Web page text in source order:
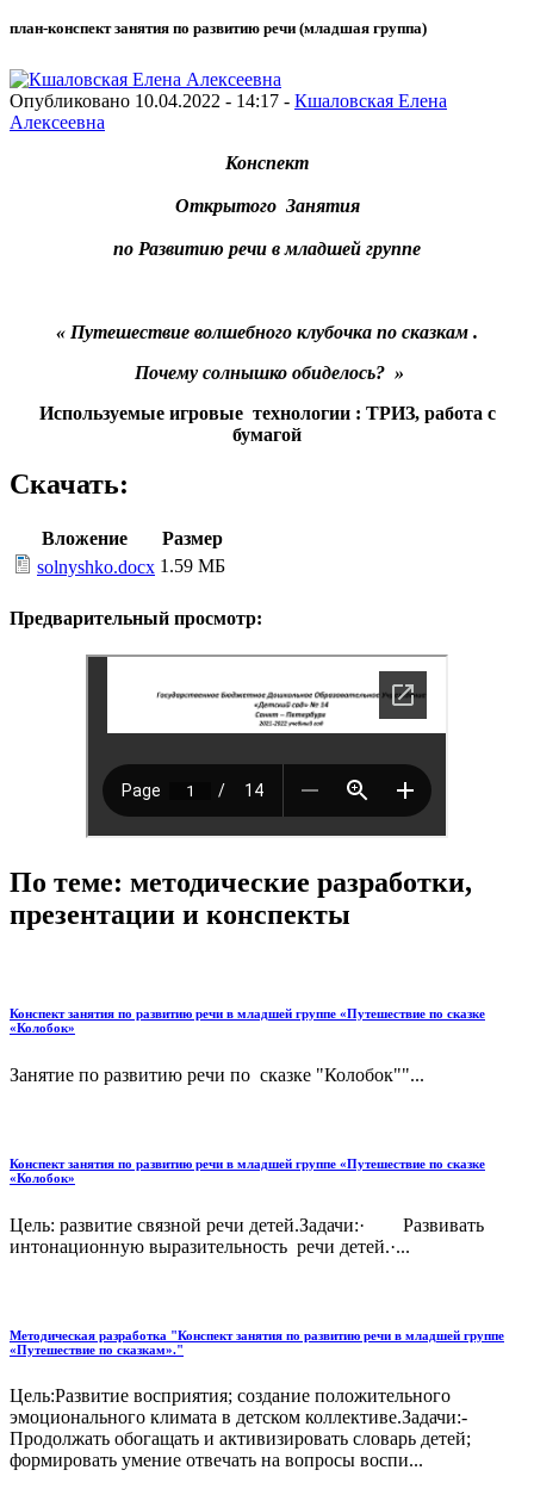
план-конспект занятия по развитию речи (младшая группа)
Опубликовано 10.04.2022 - 14:17 - Кшаловская Елена
Алексеевна
Конспект
Открытого Занятия
по Развитию речи в младшей группе
« Путешествие волшебного клубочка по сказкам .
Почему солнышко обиделось? »
Используемые игровые технологии : ТРИЗ, работа с
бумагой
Скачать:
Вложение
Размер
solnyshko.docx 1.59 МБ
Предварительный просмотр:
По теме: методические разработки,
презентации и конспекты
Конспект занятия по развитию речи в младшей группе «Путешествие по сказке
«Колобок»
Занятие по развитию речи по сказке "Колобок""...
Конспект занятия по развитию речи в младшей группе «Путешествие по сказке
«Колобок»
Цель: развитие связной речи детей.Задачи:· Развивать
интонационную выразительность речи детей.·...
Методическая разработка "Конспект занятия по развитию речи в младшей группе
«Путешествие по сказкам»."
Цель:Развитие восприятия; создание положительного
эмоционального климата в детском коллективе.Задачи:-
Продолжать обогащать и активизировать словарь детей;
формировать умение отвечать на вопросы воспи...